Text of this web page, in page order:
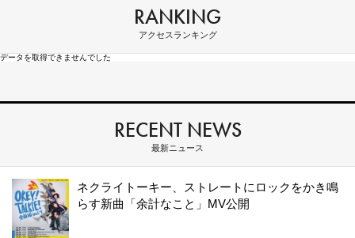
RANKING
アクセスランキング
データを取得できませんでした
RECENT NEWS
最新ニュース
ネクライトーキー、ストレートにロックをかき鳴
らす新曲「余計なこと」MV公開